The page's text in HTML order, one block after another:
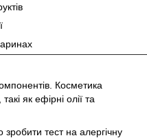
Косметика
як ефірні олії та
тест на алергічну